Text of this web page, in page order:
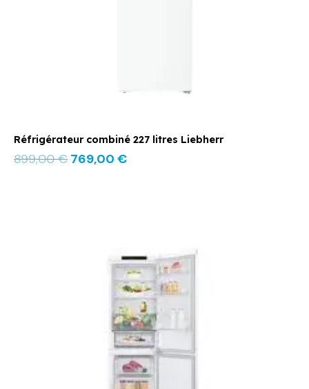
Réfrigérateur combiné 227 litres Liebherr
899,00€ 769,00 €
799,00 €.
est :
659,00 €.